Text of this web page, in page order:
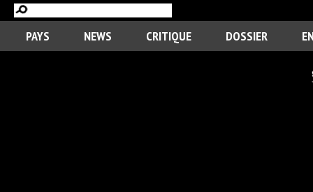
PAYS NEWS CRITIQUE DOSSIER